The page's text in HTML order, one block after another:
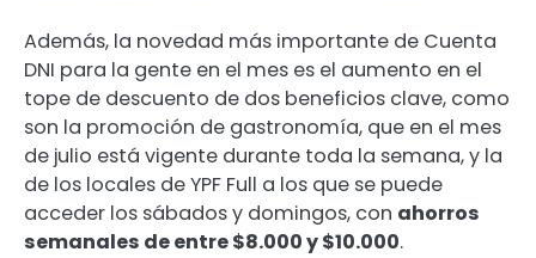
Además, la novedad más importante de Cuenta
DNI para la gente en el mes es el aumento en el
tope de descuento de dos beneficios clave, como
son la promoción de gastronomía, que en el mes
de julio está vigente durante toda la semana, y la
de los locales de YPF Full a los que se puede
acceder los sábados y domingos, con ahorros
semanales de entre $8.000 y $10.000.